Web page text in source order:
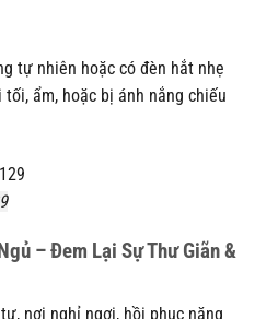
tự nhiên hoặc có đèn hắt nhẹ
ẩm, hoặc bị ánh nắng chiếu
– Đem Lại Sự Thư Giãn &
nơi nghỉ ngơi, hồi phục năng